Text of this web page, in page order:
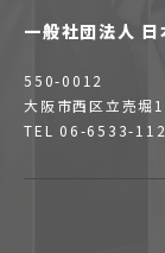
一般社団法人
550-0012
大阪市西区立売
TEL 06-6533-